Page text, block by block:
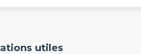
utiles